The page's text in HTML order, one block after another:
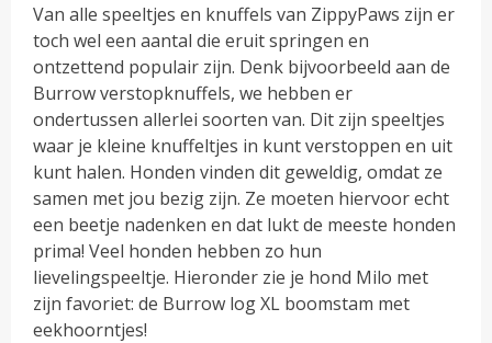
Van alle speeltjes en knuffels van ZippyPaws zijn er
toch wel een aantal die eruit springen en
ontzettend populair zijn. Denk bijvoorbeeld aan de
Burrow verstopknuffels, we hebben er
ondertussen allerlei soorten van. Dit zijn speeltjes
waar je kleine knuffeltjes in kunt verstoppen en uit
kunt halen. Honden vinden dit geweldig, omdat ze
samen met jou bezig zijn. Ze moeten hiervoor echt
een beetje nadenken en dat lukt de meeste honden
prima! Veel honden hebben zo hun
lievelingspeeltje. Hieronder zie je hond Milo met
zijn favoriet: de Burrow log XL boomstam met
eekhoorntjes!